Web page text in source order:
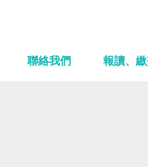
聯絡我們 報讀、